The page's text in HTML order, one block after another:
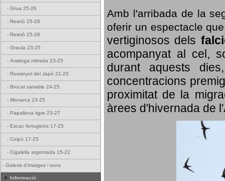
- Grua 25-26
- Reietó 25-26
- Reietó 25-26
- Graula 23-25
- Aratinga mitrada 23-25
- Rossinyol del Japó 21-25
- Brocat variable 24-25
- Monarca 23-25
- Papallona tigre 23-27
- Escac ferruginós 17-25
- Coipú 17-25
- Cigalella argentada 15-22
- Galeria d'imatges i sons
Informació
Amb l'arribada de la
oferir un espectacle
vertiginosos dels
acompanyat al cel,
durant aquests
concentracions
proximitat de la
àrees d'hivernada de